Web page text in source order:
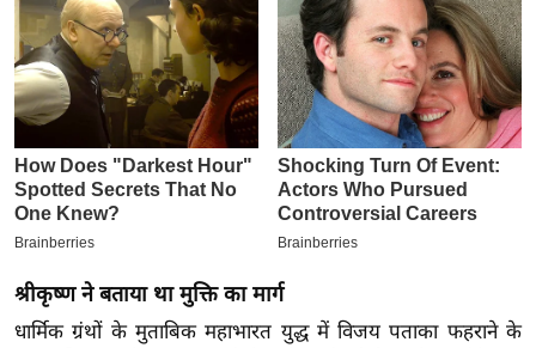
इ
म
ई
-
पे
प
र
मि
सा
ल
श्रीकृष्ण ने बताया था मुक्ति का मार्ग
धार्मिक ग्रंथों के मुताबिक महाभारत युद्ध में विजय पताका फहराने के